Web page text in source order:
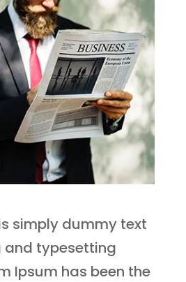
simply dummy text
and typesetting
Ipsum has been the